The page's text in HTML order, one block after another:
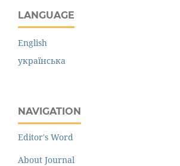
LANGUAGE
English
українська
NAVIGATION
Editor's Word
About Journal